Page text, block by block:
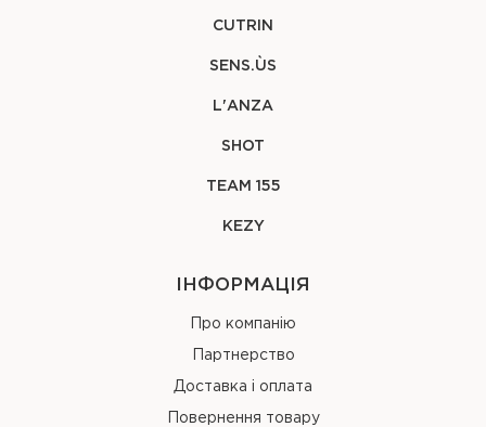
CUTRIN
SENS.ÙS
L'ANZA
SHOT
TEAM 155
KEZY
ІНФОРМАЦІЯ
Про компанію
Партнерство
Доставка і оплата
Повернення товару